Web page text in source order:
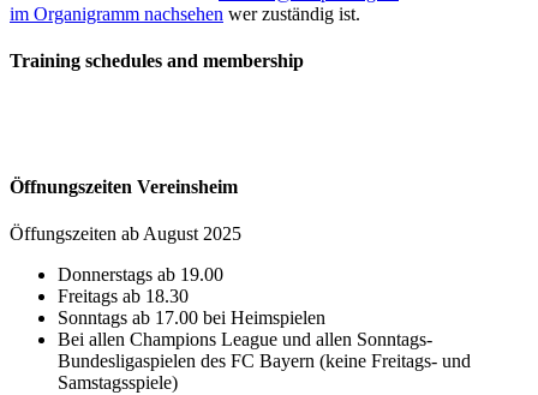
im Organigramm nachsehen wer zuständig ist.
Training schedules and membership
Öffnungszeiten Vereinsheim
Öffungszeiten ab August 2025
Donnerstags ab 19.00
Freitags ab 18.30
Sonntags ab 17.00 bei Heimspielen
Bei allen Champions League und allen Sonntags-
Bundesligaspielen des FC Bayern (keine Freitags- und
Samstagsspiele)